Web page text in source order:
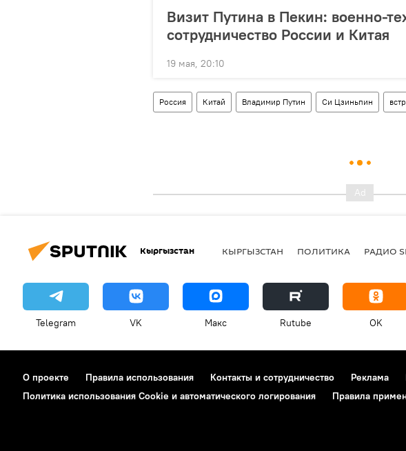
Визит Путина в Пекин: военно-
сотрудничество России и Китая
19 мая, 20:10
Россия Китай Владимир Путин Си Цзиньпин
Кыргызстан КЫРГЫЗСТАН ПОЛИТИКА РАДИО
Telegram VK Макс Rutube OK
О проекте Правила использования Контакты и сотрудничество Реклама
Политика использования Cookie и автоматического логирования
Правила